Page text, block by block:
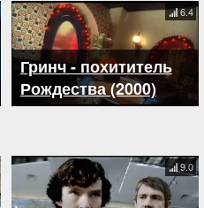
Гринч - похититель
Рождества (2000)
6.4
9.0